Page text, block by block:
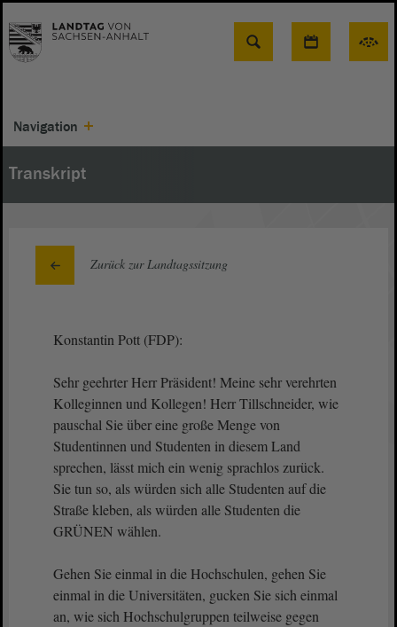
Suche
Navigation
Transkript
Zurück zur Landtagssitzung
Konstantin Pott (FDP):
Sehr geehrter Herr Präsident! Meine sehr verehrten
Kolleginnen und Kollegen! Herr Tillschneider, wie
pauschal Sie über eine große Menge von
Studentinnen und Studenten in diesem Land
sprechen, lässt mich ein wenig sprachlos zurück.
Sie tun so, als würden sich alle Studenten auf die
Straße kleben, als würden alle Studenten die
GRÜNEN wählen.
Gehen Sie einmal in die Hochschulen, gehen Sie
einmal in die Universitäten, gucken Sie sich einmal
an, wie sich Hochschulgruppen teilweise gegen